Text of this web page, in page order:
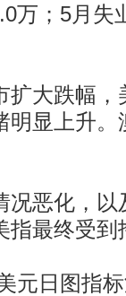
万；5月失
大跌幅，
明显上升
恶化，以
指最终受到
日图指标